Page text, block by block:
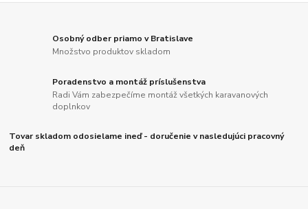
Osobný odber priamo v Bratislave
Množstvo produktov skladom
Poradenstvo a montáž príslušenstva
Radi Vám zabezpečíme montáž všetkých karavanových
doplnkov
Tovar skladom odosielame ineď - doručenie v nasledujúci pracovný
deň